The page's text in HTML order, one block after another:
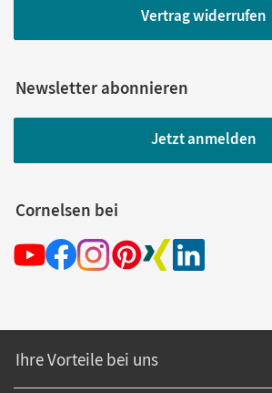
Vertrag widerrufen
Newsletter abonnieren
Jetzt anmelden
Cornelsen bei
Ihre Vorteile bei uns